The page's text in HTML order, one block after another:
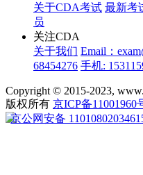
关于CDA考试 最新考
员
关注CDA
关于我们 Email：
68454276 手机:
Copyright © 2015-2023,
版权所有 京ICP备11001960
京公网安备